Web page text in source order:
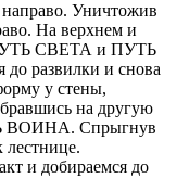
направо. Уничтожив
На верхнем и
СВЕТА и ПУТЬ
развилки и снова
у стены,
на другую
ВОИНА. Спрыгнув
лестнице.
и добираемся до